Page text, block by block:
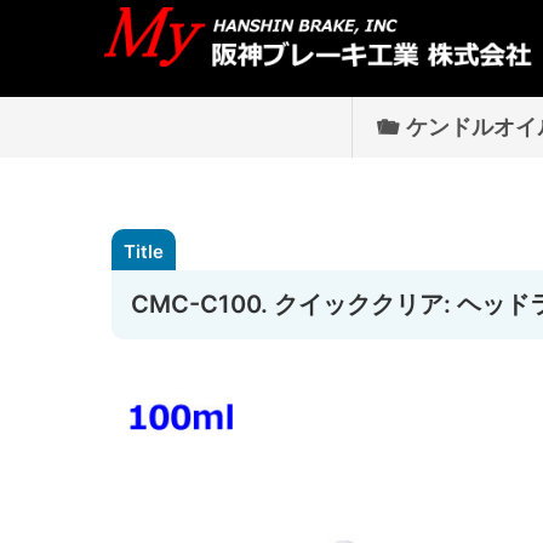
ケンドルオイ
CMC-C100. クイッククリア: ヘッ